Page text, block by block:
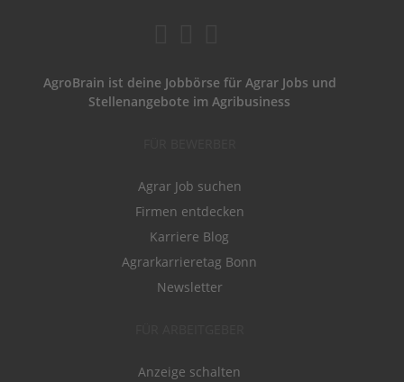
AgroBrain ist deine Jobbörse für Agrar Jobs und
Stellenangebote im Agribusiness
Agrar Job suchen
Firmen entdecken
Karriere Blog
Agrarkarrieretag Bonn
Newsletter
Anzeige schalten